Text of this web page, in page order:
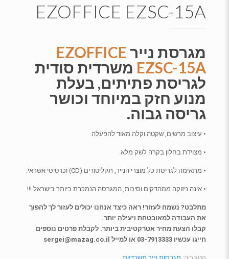
EZOFFICE EZSC-15A
מגרסת ניירEZOFFICE
EZSC-15A משרדית סודית
לגריסת פתיתים, בעלת
מנוע חזק במיוחד וכושר
גריסה גבוה.
• עיצוב מרשים, שקטה וקלה מאוד להפעלה.
• מצוידת בחלון בקרה לשק מלא.
• מתאימה לגריסת כל מוצרי הנייר, תקליטורים (CD) וכרטיסי אשראי.
• אינה ניזוקה ממהדקים וסיכות, המגרסה הנמכרת ביותר בישראל !!!
מתלבט? נשמח לעזור! ראה כיצד אנחנו יכולים לעזור לך להפוך
את העבודה למאובטחת ויעילה יותר.
קבלו הצעת מחיר אטרקטיבית ביותר. לקבלת פרטים נוספים
חייגו עכשיו 03-7913333 או למייל sergei@mazag.co.il